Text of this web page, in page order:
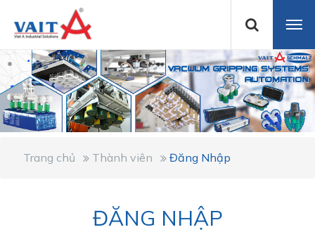
Trang chủ Thành viên Đăng Nhập
ĐĂNG NHẬP